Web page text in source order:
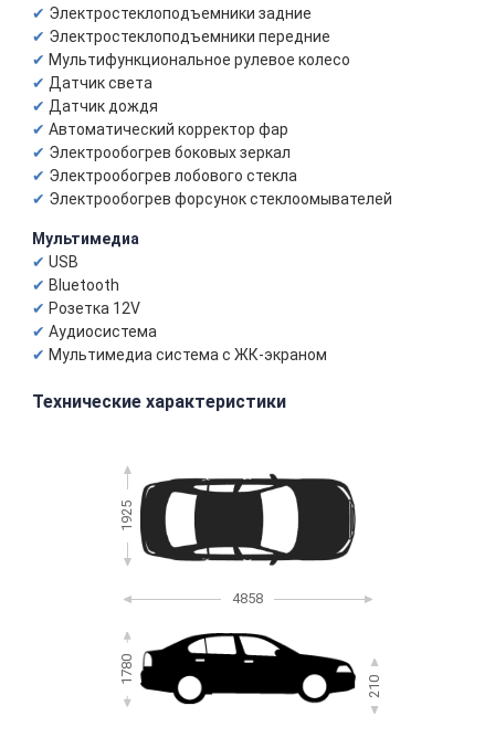
Электростеклоподъемники задние
Электростеклоподъемники передние
Мультифункциональное рулевое колесо
Датчик света
Датчик дождя
Автоматический корректор фар
Электрообогрев боковых зеркал
Электрообогрев лобового стекла
Электрообогрев форсунок стеклоомывателей
Мультимедиа
USB
Bluetooth
Розетка 12V
Аудиосистема
Мультимедиа система с ЖК-экраном
Технические характеристики
1925
4858
1780
210